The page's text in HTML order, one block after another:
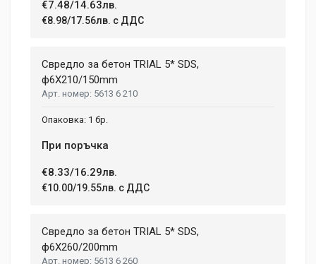
Write A Review
Email Address
€7.48/14.63лв.
€8.98/17.56лв. с ДДС
Свредло за бетон TRIAL 5* SDS,
ф6X210/150mm
5613 6 210
1 бр.
При поръчка
€8.33/16.29лв.
€10.00/19.55лв. с ДДС
Свредло за бетон TRIAL 5* SDS,
ф6X260/200mm
5613 6 260